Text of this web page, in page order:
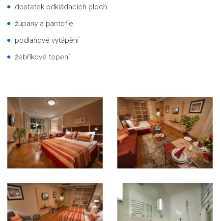
dostatek odkládacích ploch
župany a pantofle
podlahové vytápění
žebříkové topení